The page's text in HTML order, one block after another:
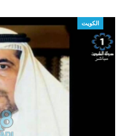
الكويت